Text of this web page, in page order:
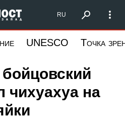
Северо-Запад
RU
UNESCO Точка
чихуахуа на